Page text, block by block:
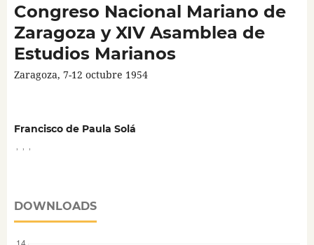
Congreso Nacional Mariano de
Zaragoza y XIV Asamblea de
Estudios Marianos
Zaragoza, 7-12 octubre 1954
Francisco de Paula Solá
DOWNLOADS